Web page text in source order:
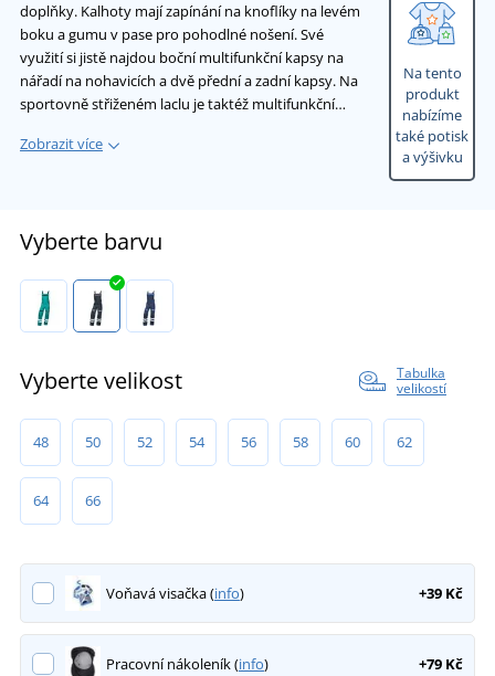
doplňky. Kalhoty mají zapínání na knoflíky na levém
boku a gumu v pase pro pohodlné nošení. Své
využití si jistě najdou boční multifunkční kapsy na
nářadí na nohavicích a dvě přední a zadní kapsy. Na
sportovně střiženém laclu je taktéž multifunkční…
Zobrazit více
Na tento
produkt
nabízíme
také potisk
a výšivku
Vyberte barvu
Vyberte velikost
Tabulka
velikostí
48 50 52 54 56 58 60 62
64 66
Voňavá visačka (info) +39 Kč
Pracovní nákoleník (info) +79 Kč